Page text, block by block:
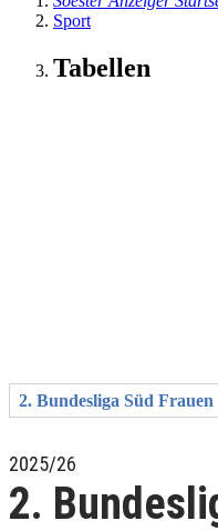
Sport
Tabellen
2. Bundesliga Süd Frauen
2025/26
2.